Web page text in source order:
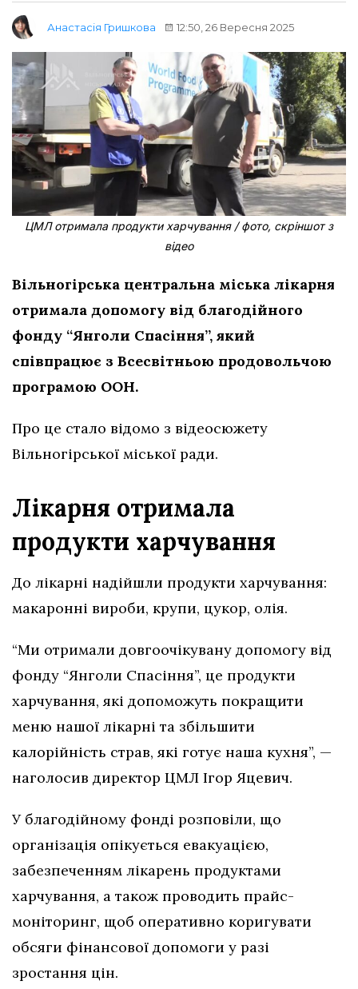
Анастасія Гришкова 12:50, 26 Вересня 2025
ЦМЛ отримала продукти харчування / фото, скріншот з
відео
Вільногірська центральна міська лікарня
отримала допомогу від благодійного
фонду “Янголи Спасіння”, який
співпрацює з Всесвітньою продовольчою
програмою ООН.
Про це стало відомо з відеосюжету
Вільногірської міської ради.
Лікарня отримала
продукти харчування
До лікарні надійшли продукти харчування:
макаронні вироби, крупи, цукор, олія.
“Ми отримали довгоочікувану допомогу від
фонду “Янголи Спасіння”, це продукти
харчування, які допоможуть покращити
меню нашої лікарні та збільшити
калорійність страв, які готує наша кухня”, —
наголосив директор ЦМЛ Ігор Яцевич.
У благодійному фонді розповіли, що
організація опікується евакуацією,
забезпеченням лікарень продуктами
харчування, а також проводить прайс-
моніторинг, щоб оперативно коригувати
обсяги фінансової допомоги у разі
зростання цін.